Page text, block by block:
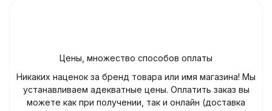
Цены, множество способов оплаты
Никаких наценок за бренд товара или имя магазина! Мы
устанавливаем адекватные цены. Оплатить заказ вы
можете как при получении, так и онлайн (доставка